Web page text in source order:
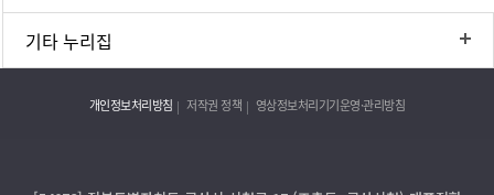
기타 누리집
개인정보처리방침 저작권 정책 영상정보처리기기운영·관리방침